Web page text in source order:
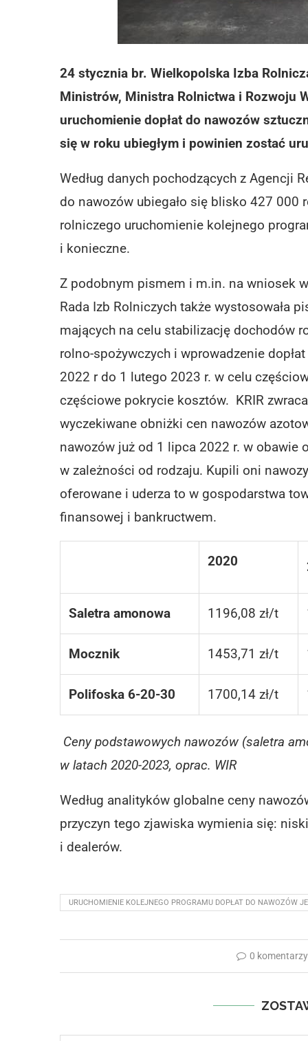
24 stycznia br. Wielkopolska Izba
Ministrów, Ministra Rolnictwa i Rozwoju
uruchomienie dopłat do nawozów
się w roku ubiegłym i powinien zostać
Według danych pochodzących z Agencji
do nawozów ubiegało się blisko 427
rolniczego uruchomienie kolejnego
i konieczne.
Z podobnym pismem i m.in. na wniosek
Rada Izb Rolniczych także wystosowała
mających na celu stabilizację dochodów
rolno-spożywczych i wprowadzenie
2022 r do 1 lutego 2023 r. w celu
częściowe pokrycie kosztów. KRIR
wyczekiwane obniżki cen nawozów
nawozów już od 1 lipca 2022 r. w obawie
w zależności od rodzaju. Kupili oni
oferowane i uderza to w gospodarstwa
finansowej i bankructwem.
2020
Saletra amonowa 1196,08 zł/t
Mocznik 1453,71 zł/t
Polifoska 6-20-30 1700,14 zł/t
Ceny podstawowych nawozów (saletra
w latach 2020-2023, oprac. WIR
Według analityków globalne ceny
przyczyn tego zjawiska wymienia się:
i dealerów.
URUCHOMIENIE KOLEJNEGO PROGRAMU DOPŁAT DO NAWOZÓW
0 komentarzy